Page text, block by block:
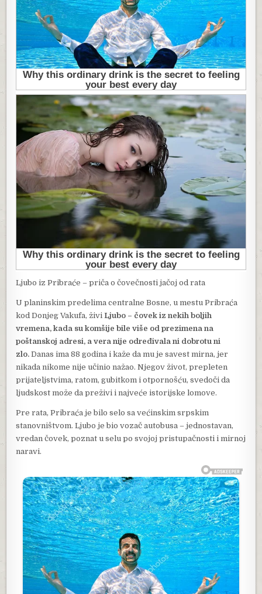
Ljubo iz Pribraće – priča o čovečnosti jačoj od rata
U planinskim predelima centralne Bosne, u mestu Pribraća
kod Donjeg Vakufa, živiLjubo – čovek iz nekih boljih
vremena, kada su komšije bile više od prezimena na
poštanskoj adresi, a vera nije određivala ni dobrotu ni
zlo. Danas ima 88 godina i kaže da mu je savest mirna, jer
nikada nikome nije učinio nažao. Njegov život, prepleten
prijateljstvima, ratom, gubitkom i otpornošću, svedoči da
ljudskost može da preživi i najveće istorijske lomove.
Pre rata, Pribraća je bilo selo sa većinskim srpskim
stanovništvom. Ljubo je bio vozač autobusa – jednostavan,
vredan čovek, poznat u selu po svojoj pristupačnosti i mirnoj
naravi.